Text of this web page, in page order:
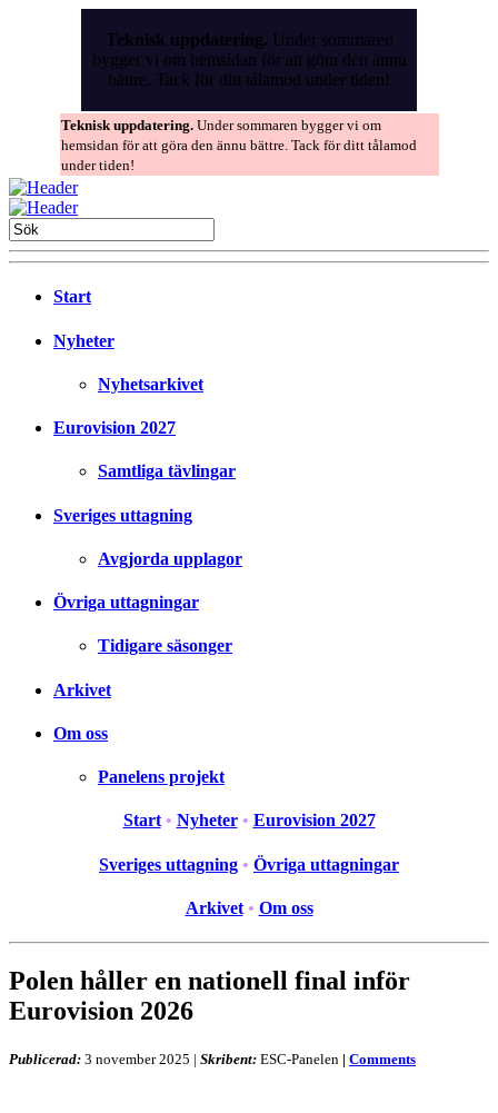
Teknisk uppdatering. Under sommaren
bygger vi om hemsidan för att göra den ännu
bättre. Tack för ditt tålamod under tiden!
Teknisk uppdatering. Under sommaren bygger vi om
hemsidan för att göra den ännu bättre. Tack för ditt tålamod
under tiden!
Start
Nyheter
Nyhetsarkivet
Eurovision 2027
Samtliga tävlingar
Sveriges uttagning
Avgjorda upplagor
Övriga uttagningar
Tidigare säsonger
Arkivet
Om oss
Panelens projekt
Start • Nyheter • Eurovision 2027
Sveriges uttagning • Övriga uttagningar
Arkivet • Om oss
Polen håller en nationell final inför
Eurovision 2026
Publicerad: 3 november 2025 | Skribent: ESC-Panelen | Comments